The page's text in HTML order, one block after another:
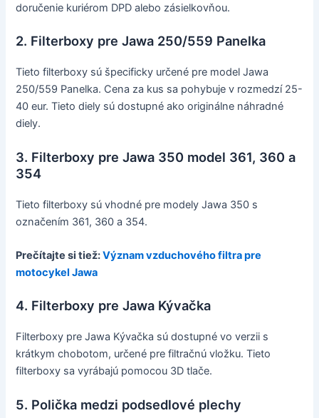
doručenie kuriérom DPD alebo zásielkovňou.
2. Filterboxy pre Jawa 250/559 Panelka
Tieto filterboxy sú špecificky určené pre model Jawa
250/559 Panelka. Cena za kus sa pohybuje v rozmedzí 25-
40 eur. Tieto diely sú dostupné ako originálne náhradné
diely.
3. Filterboxy pre Jawa 350 model 361, 360 a
354
Tieto filterboxy sú vhodné pre modely Jawa 350 s
označením 361, 360 a 354.
Prečítajte si tiež:Význam vzduchového filtra pre
motocykel Jawa
4. Filterboxy pre Jawa Kývačka
Filterboxy pre Jawa Kývačka sú dostupné vo verzii s
krátkym chobotom, určené pre filtračnú vložku. Tieto
filterboxy sa vyrábajú pomocou 3D tlače.
5. Polička medzi podsedlové plechy